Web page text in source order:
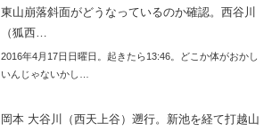
東山崩落斜面がどうなっているのか確認。西谷川
（狐西…
2016年4月17日日曜日。起きたら13:46。どこか体がおかし
いんじゃないかし…
岡本 大谷川（西天上谷）遡行。新池を経て打越山